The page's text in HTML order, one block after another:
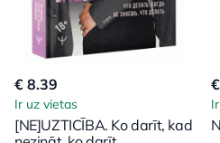
€ 8.39
Ir uz vietas
[NE]UZTICĪBA. Ko darīt, kad